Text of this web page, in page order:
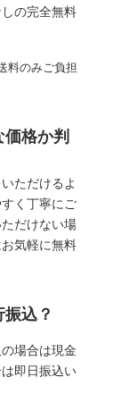
の完全無料
料のみご負担
格か判
ただけるよ
く丁寧にご
だけない場
気軽に無料
込？
場合は現金
即日振込い